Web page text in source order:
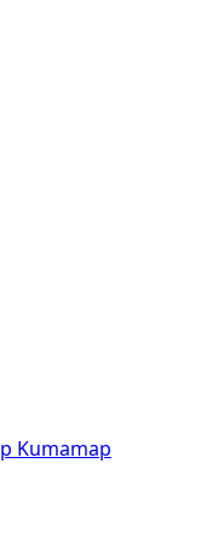
Kumamap